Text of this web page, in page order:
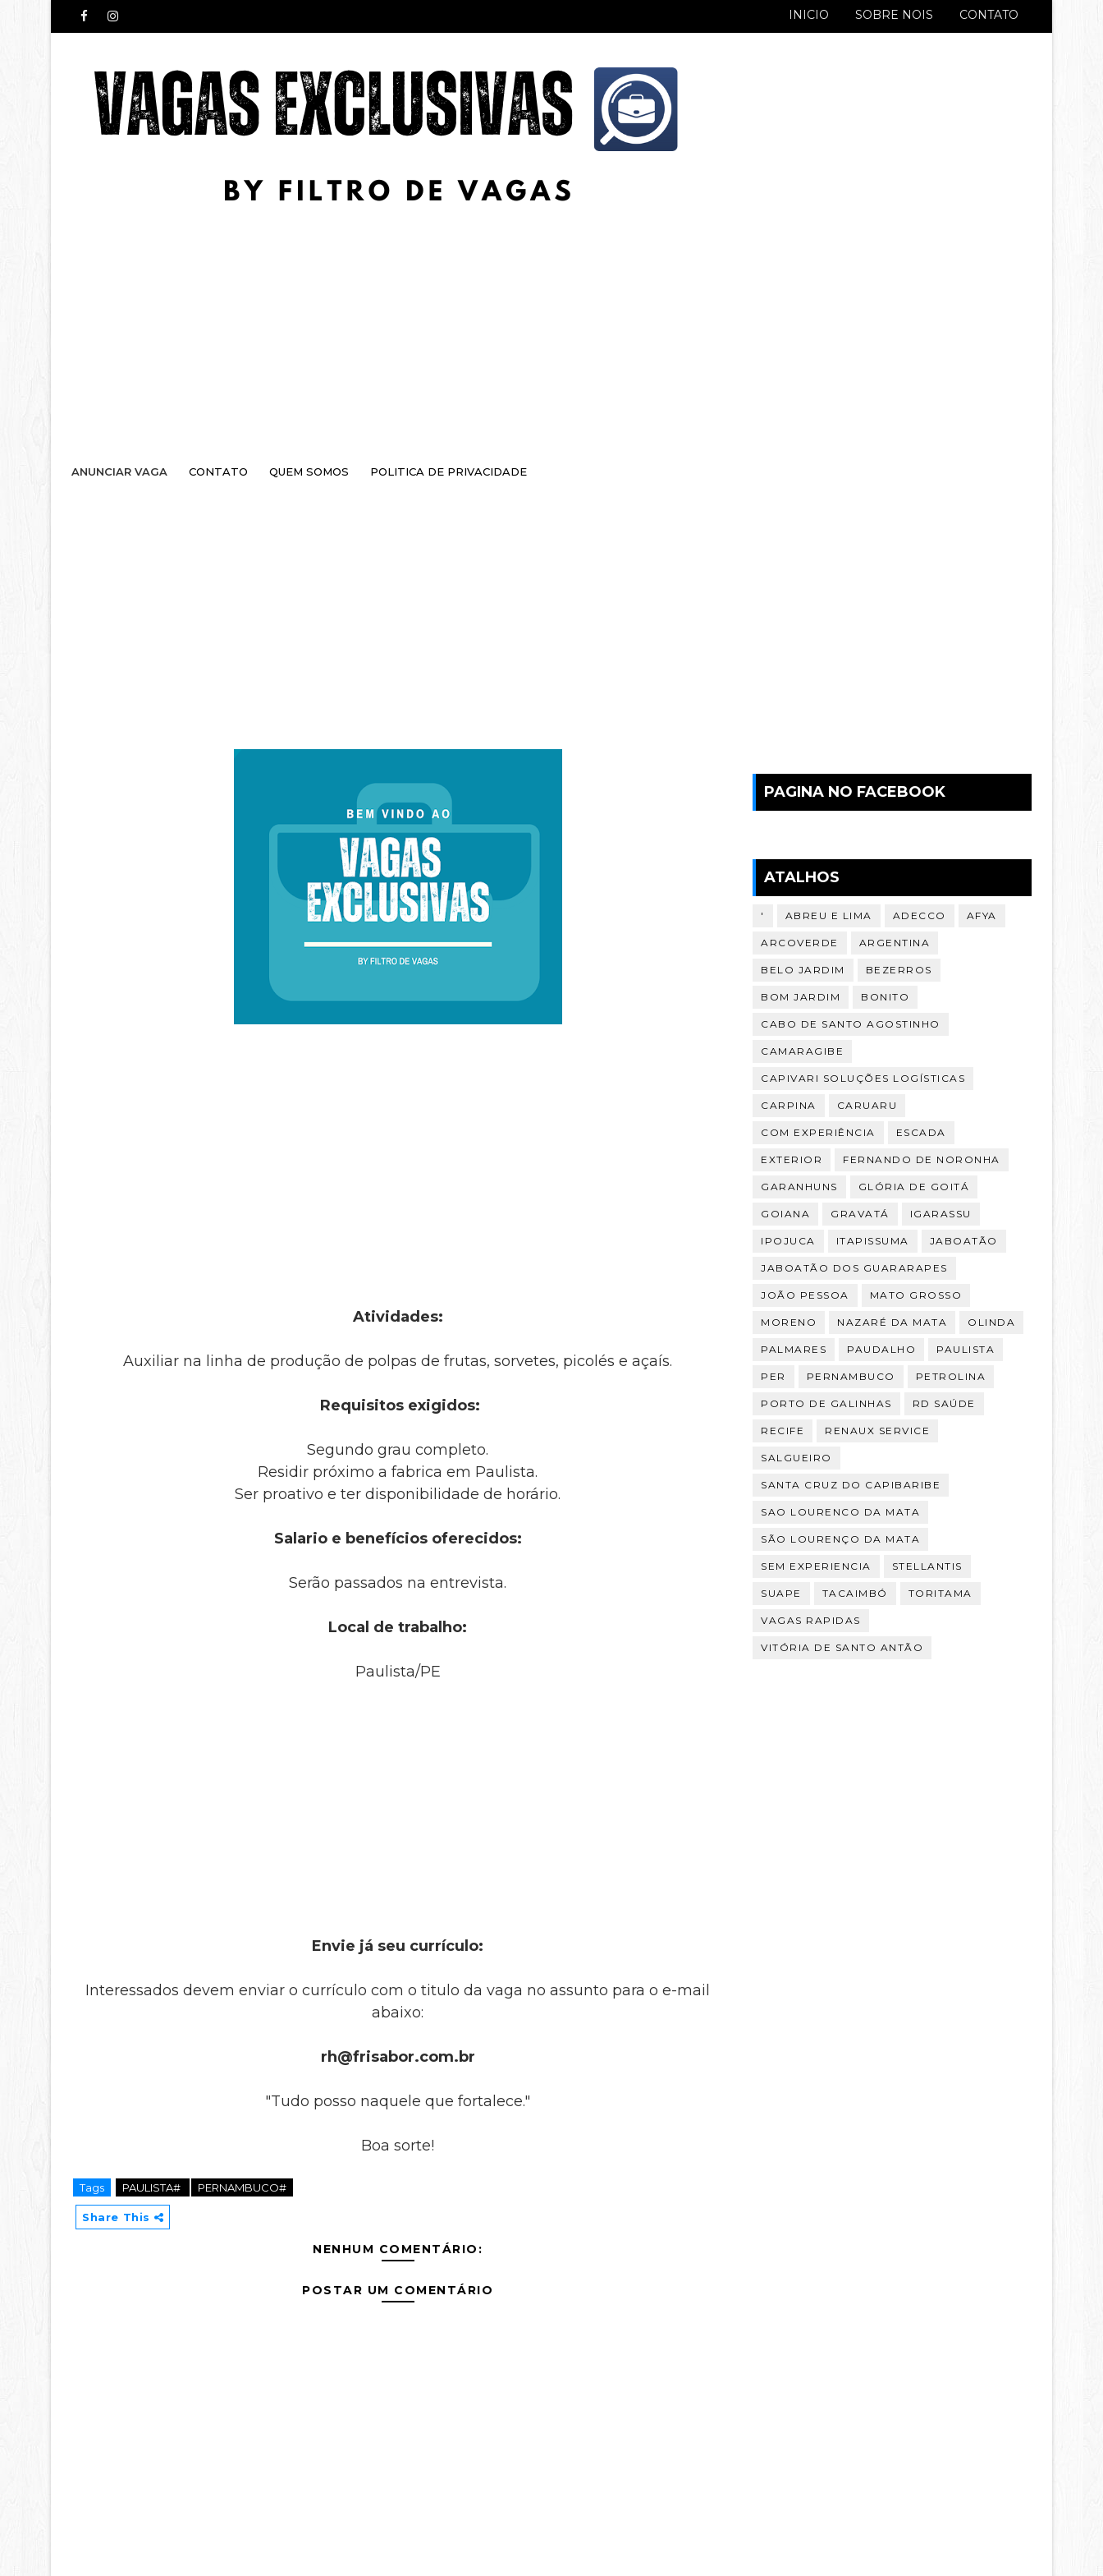
INICIO SOBRE NOIS CONTATO
ANUNCIAR VAGA CONTATO QUEM SOMOS POLITICA DE PRIVACIDADE
Atividades:
Auxiliar na linha de produção de polpas de frutas, sorvetes, picolés e açaís.
Requisitos exigidos:
Segundo grau completo.
Residir próximo a fabrica em Paulista.
Ser proativo e ter disponibilidade de horário.
Salario e benefícios oferecidos:
Serão passados na entrevista.
Local de trabalho:
Paulista/PE
Envie já seu currículo:
Interessados devem enviar o currículo com o titulo da vaga no assunto para o e-mail
abaixo:
rh@frisabor.com.br
"Tudo posso naquele que fortalece."
Boa sorte!
Tags PAULISTA# PERNAMBUCO#
Share This
NENHUM COMENTÁRIO:
POSTAR UM COMENTÁRIO
PAGINA NO FACEBOOK
ATALHOS
' ABREU E LIMA ADECCO AFYA
ARCOVERDE ARGENTINA
BELO JARDIM BEZERROS
BOM JARDIM BONITO
CABO DE SANTO AGOSTINHO
CAMARAGIBE
CAPIVARI SOLUÇÕES LOGÍSTICAS
CARPINA CARUARU
COM EXPERIÊNCIA ESCADA
EXTERIOR FERNANDO DE NORONHA
GARANHUNS GLÓRIA DE GOITÁ
GOIANA GRAVATÁ IGARASSU
IPOJUCA ITAPISSUMA JABOATÃO
JABOATÃO DOS GUARARAPES
JOÃO PESSOA MATO GROSSO
MORENO NAZARÉ DA MATA OLINDA
PALMARES PAUDALHO PAULISTA
PER PERNAMBUCO PETROLINA
PORTO DE GALINHAS RD SAÚDE
RECIFE RENAUX SERVICE
SALGUEIRO
SANTA CRUZ DO CAPIBARIBE
SAO LOURENCO DA MATA
SÃO LOURENÇO DA MATA
SEM EXPERIENCIA STELLANTIS
SUAPE TACAIMBÓ TORITAMA
VAGAS RAPIDAS
VITÓRIA DE SANTO ANTÃO